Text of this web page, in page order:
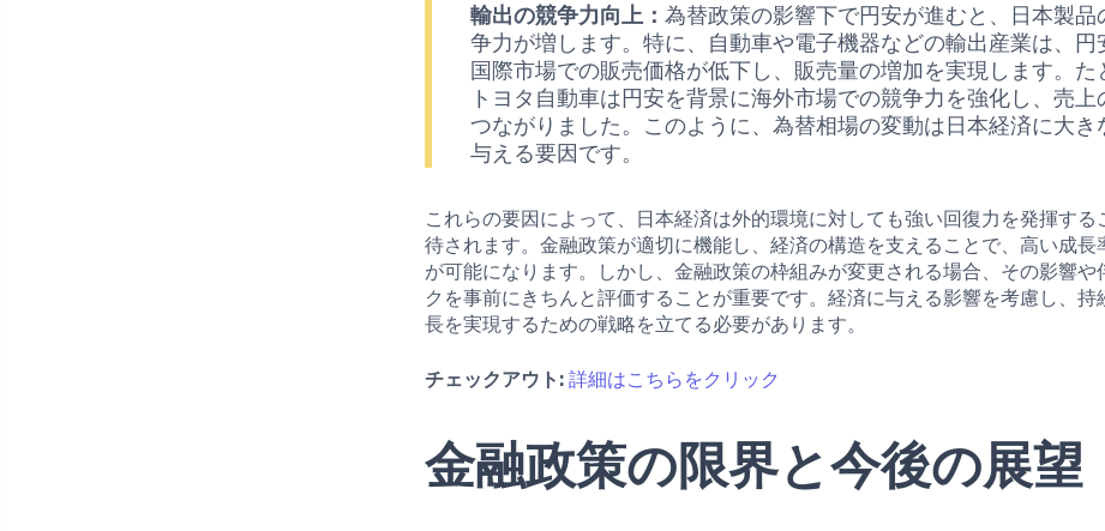
輸出の競争力向上：為替政策の影響下で円安が進むと、日本製品
争力が増します。特に、自動車や電子機器などの輸出産業は、円
国際市場での販売価格が低下し、販売量の増加を実現します。た
トヨタ自動車は円安を背景に海外市場での競争力を強化し、売上
つながりました。このように、為替相場の変動は日本経済に大き
与える要因です。
これらの要因によって、日本経済は外的環境に対しても強い回復力を発揮する
待されます。金融政策が適切に機能し、経済の構造を支えることで、高い成長
が可能になります。しかし、金融政策の枠組みが変更される場合、その影響や
クを事前にきちんと評価することが重要です。経済に与える影響を考慮し、持
長を実現するための戦略を立てる必要があります。
チェックアウト: 詳細はこちらをクリック
金融政策の限界と今後の展望